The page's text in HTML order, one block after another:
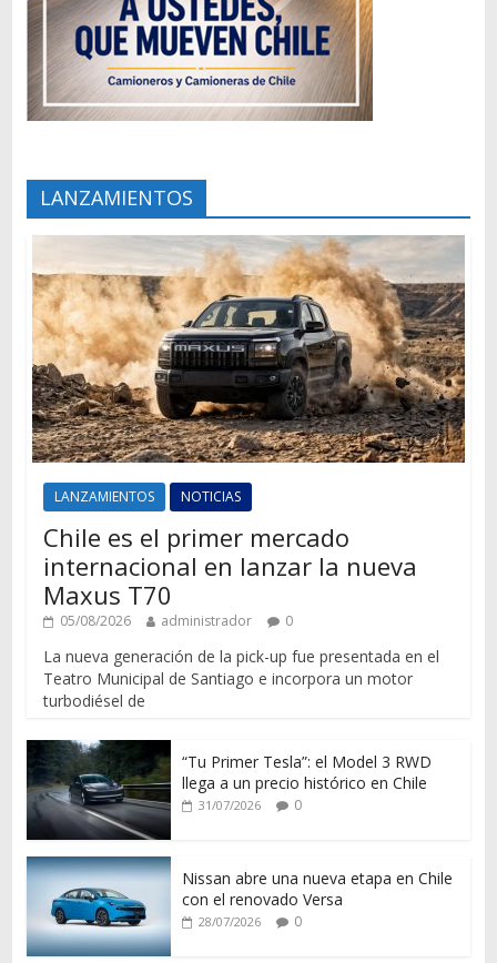
LANZAMIENTOS
LANZAMIENTOS NOTICIAS
Chile es el primer mercado
internacional en lanzar la nueva
Maxus T70
05/08/2026 administrador 0
La nueva generación de la pick-up fue presentada en el
Teatro Municipal de Santiago e incorpora un motor
turbodiésel de
“Tu Primer Tesla”: el Model 3 RWD
llega a un precio histórico en Chile
31/07/2026 0
Nissan abre una nueva etapa en Chile
con el renovado Versa
28/07/2026 0